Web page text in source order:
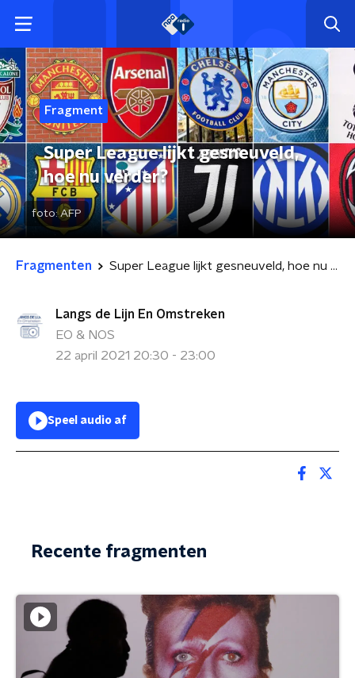
Fragment
Super League lijkt gesneuveld,
hoe nu verder?
foto:AFP
Fragmenten Super League lijkt gesneuveld, hoe nu verder?
Langs de Lijn En Omstreken
EO & NOS
22 april 2021 20:30 - 23:00
Speel audio af
Recente fragmenten